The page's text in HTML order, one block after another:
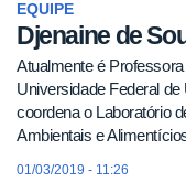
EQUIPE
Djenaine de
Atualmente é
Universidade Federal
coordena o Laboratório
Ambientais e
01/03/2019 - 11:26